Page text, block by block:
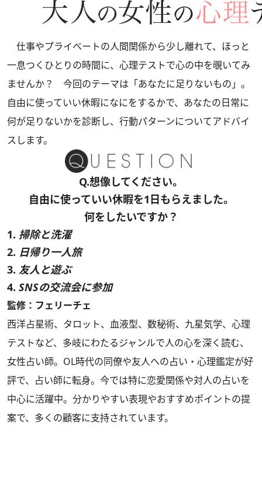
仕事やプライベートの人間関係から少し離れて、ほっと
一息つくひとりの時間に、心理テストで心の中を覗いてみ
ませんか？ 今回のテーマは「あなたに足りないもの」。
自由に使っていい休暇になにをするかで、あなたの日常に
何が足りないかを診断し、行動パターンについてアドバイ
スします。
Q.想像してください。
自由に使っていい休暇を1日もらえました。
何をしたいですか？
1. 掃除と洗濯
2. 日帰り一人旅
3. 友人と遊ぶ
4. SNSの交流会に参加
監修：フェリーチェ
西洋占星術、タロット、血液型、数秘術、九星気学、心理
テストなど、多岐にわたるジャンルで人の心を深く読む、
女性占い師。OL時代の同僚や友人への占い・心理鑑定が好
評で、占い師に転身。今では特に恋愛関係や対人の占いを
中心に活躍中。分かりやすい表現やおすすめポイントの提
案で、多くの顧客に支持されています。